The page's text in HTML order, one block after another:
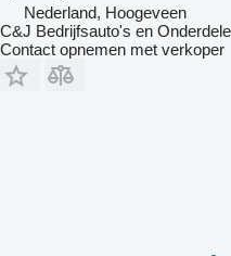
Nederland, Hoogeveen
C&J Bedrijfsauto's en
Contact opnemen met verkoper